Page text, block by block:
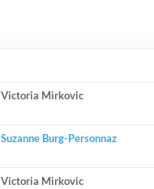
Victoria Mirkovic
Suzanne Burg-Personnaz
Victoria Mirkovic